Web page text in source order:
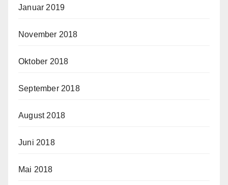
Januar 2019
November 2018
Oktober 2018
September 2018
August 2018
Juni 2018
Mai 2018